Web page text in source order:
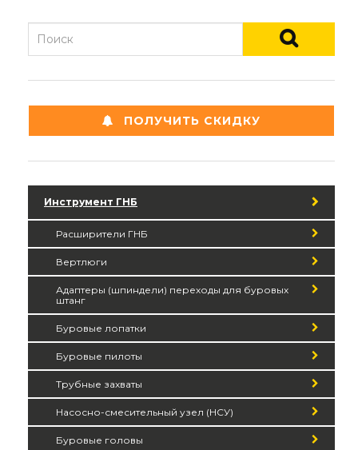
ПОЛУЧИТЬ СКИДКУ
Инструмент ГНБ
Расширители ГНБ
Вертлюги
Адаптеры (шпиндели) переходы для буровых
штанг
Буровые лопатки
Буровые пилоты
Трубные захваты
Насосно-смесительный узел (НСУ)
Буровые головы